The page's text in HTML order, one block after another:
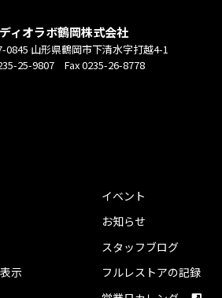
ィオラボ鶴岡株式会社
0845 山形県鶴岡市下清水字打越4-1
25-9807 Fax 0235-26-8778
示
イベント
お知らせ
スタッフブログ
フルレストアの記録